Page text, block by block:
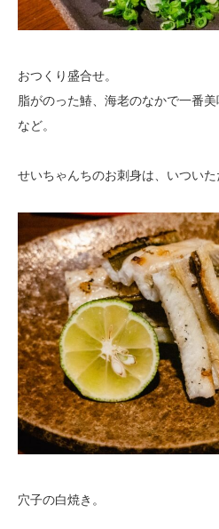
おつくり盛合せ。
脂がのった鰆、海老のなかで一番
など。
せいちゃんちのお刺身は、いついた
穴子の白焼き。